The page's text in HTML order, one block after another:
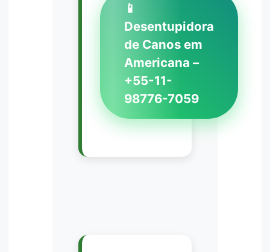
📱
Desentupidora
de Canos em
Americana –
+55-11-
98776-7059